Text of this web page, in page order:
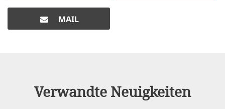
MAIL
Verwandte Neuigkeiten